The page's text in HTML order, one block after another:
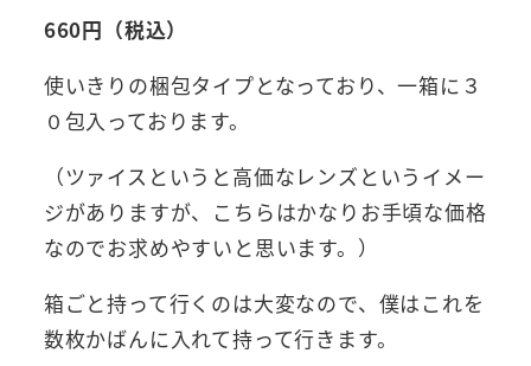
660円（税込）
使いきりの梱包タイプとなっており、一箱に３
０包入っております。
（ツァイスというと高価なレンズというイメー
ジがありますが、こちらはかなりお手頃な価格
なのでお求めやすいと思います。）
箱ごと持って行くのは大変なので、僕はこれを
数枚かばんに入れて持って行きます。